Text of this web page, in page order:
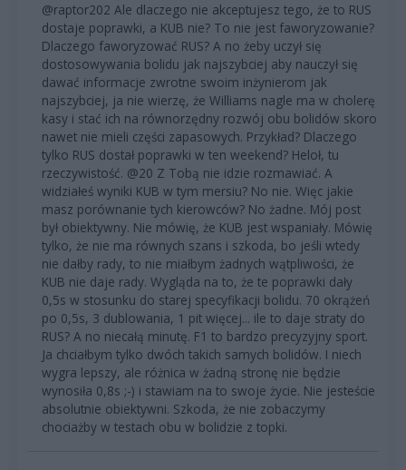
@raptor202 Ale dlaczego nie akceptujesz tego, że to RUS
dostaje poprawki, a KUB nie? To nie jest faworyzowanie?
Dlaczego faworyzować RUS? A no żeby uczył się
dostosowywania bolidu jak najszybciej aby nauczył się
dawać informacje zwrotne swoim inżynierom jak
najszybciej, ja nie wierzę, że Williams nagle ma w cholerę
kasy i stać ich na równorzędny rozwój obu bolidów skoro
nawet nie mieli części zapasowych. Przykład? Dlaczego
tylko RUS dostał poprawki w ten weekend? Heloł, tu
rzeczywistość. @20 Z Tobą nie idzie rozmawiać. A
widziałeś wyniki KUB w tym mersiu? No nie. Więc jakie
masz porównanie tych kierowców? No żadne. Mój post
był obiektywny. Nie mówię, że KUB jest wspaniały. Mówię
tylko, że nie ma równych szans i szkoda, bo jeśli wtedy
nie dałby rady, to nie miałbym żadnych wątpliwości, że
KUB nie daje rady. Wygląda na to, że te poprawki dały
0,5s w stosunku do starej specyfikacji bolidu. 70 okrążeń
po 0,5s, 3 dublowania, 1 pit więcej... ile to daje straty do
RUS? A no niecałą minutę. F1 to bardzo precyzyjny sport.
Ja chciałbym tylko dwóch takich samych bolidów. I niech
wygra lepszy, ale różnica w żadną stronę nie będzie
wynosiła 0,8s ;-) i stawiam na to swoje życie. Nie jesteście
absolutnie obiektywni. Szkoda, że nie zobaczymy
chociażby w testach obu w bolidzie z topki.